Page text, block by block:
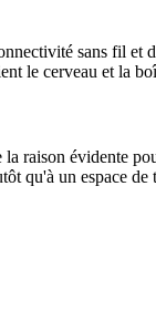
sans fil et
le cerveau et la
raison évidente
qu'à un espace